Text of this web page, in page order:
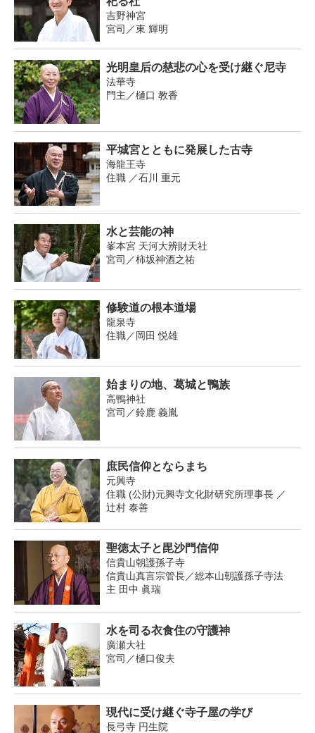
吉野神宮
宮司／東 輝明
光明皇后の慈悲の心を受け継ぐ尼寺
法華寺
門主／樋口 教香
平城宮とともに発展した古寺
海龍王寺
住職 ／石川 重元
水と芸能の神
峯本宮 天河大辨財天社
宮司／柿坂神酒之祐
修験道の根本道場
龍泉寺
住職／岡田 悦雄
始まりの地、葛城と鴨族
高鴨神社
宮司／鈴鹿 義胤
庶民信仰とならまち
元興寺
住職 (公財)元興寺文化財研究所理事長 ／
辻村 泰善
聖徳太子と毘沙門信仰
信貴山朝護孫子寺
信貴山真言宗管長／総本山朝護孫子寺法
主 田中 眞瑞
水を司る衣食住の守護神
廣瀬大社
宮司／樋口俊夫
現代に受け継ぐ寺子屋の学び
長弓寺 円生院